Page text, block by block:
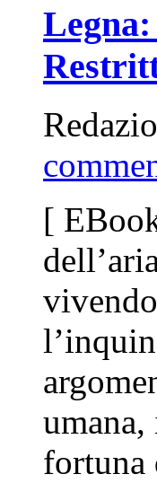
Legna:
[